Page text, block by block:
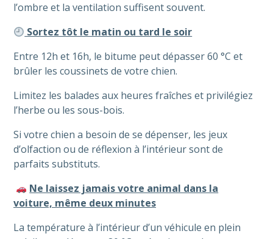
l’ombre et la ventilation suffisent souvent.
Sortez tôt le matin ou tard le soir
Entre 12h et 16h, le bitume peut dépasser 60 °C et
brûler les coussinets de votre chien.
Limitez les balades aux heures fraîches et privilégiez
l’herbe ou les sous-bois.
Si votre chien a besoin de se dépenser, les jeux
d’olfaction ou de réflexion à l’intérieur sont de
parfaits substituts.
Ne laissez jamais votre animal dans la
voiture, même deux minutes
La température à l’intérieur d’un véhicule en plein